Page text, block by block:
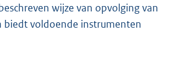
wijze van opvolging van
biedt voldoende instrumenten